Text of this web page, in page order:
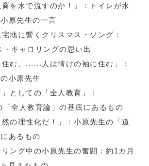
を水で流すのか！」：トイレが水
原先生の一言
地に響くクリスマス・ソング：
ャロリングの思い出
む、......人は情けの袖に住む」：
小原先生
としての「全人教育」：
人教育論」の基底にあるもの
の理性化だ！」：小原先生の「道
あるもの
ング中の小原先生の奮闘：約1カ月